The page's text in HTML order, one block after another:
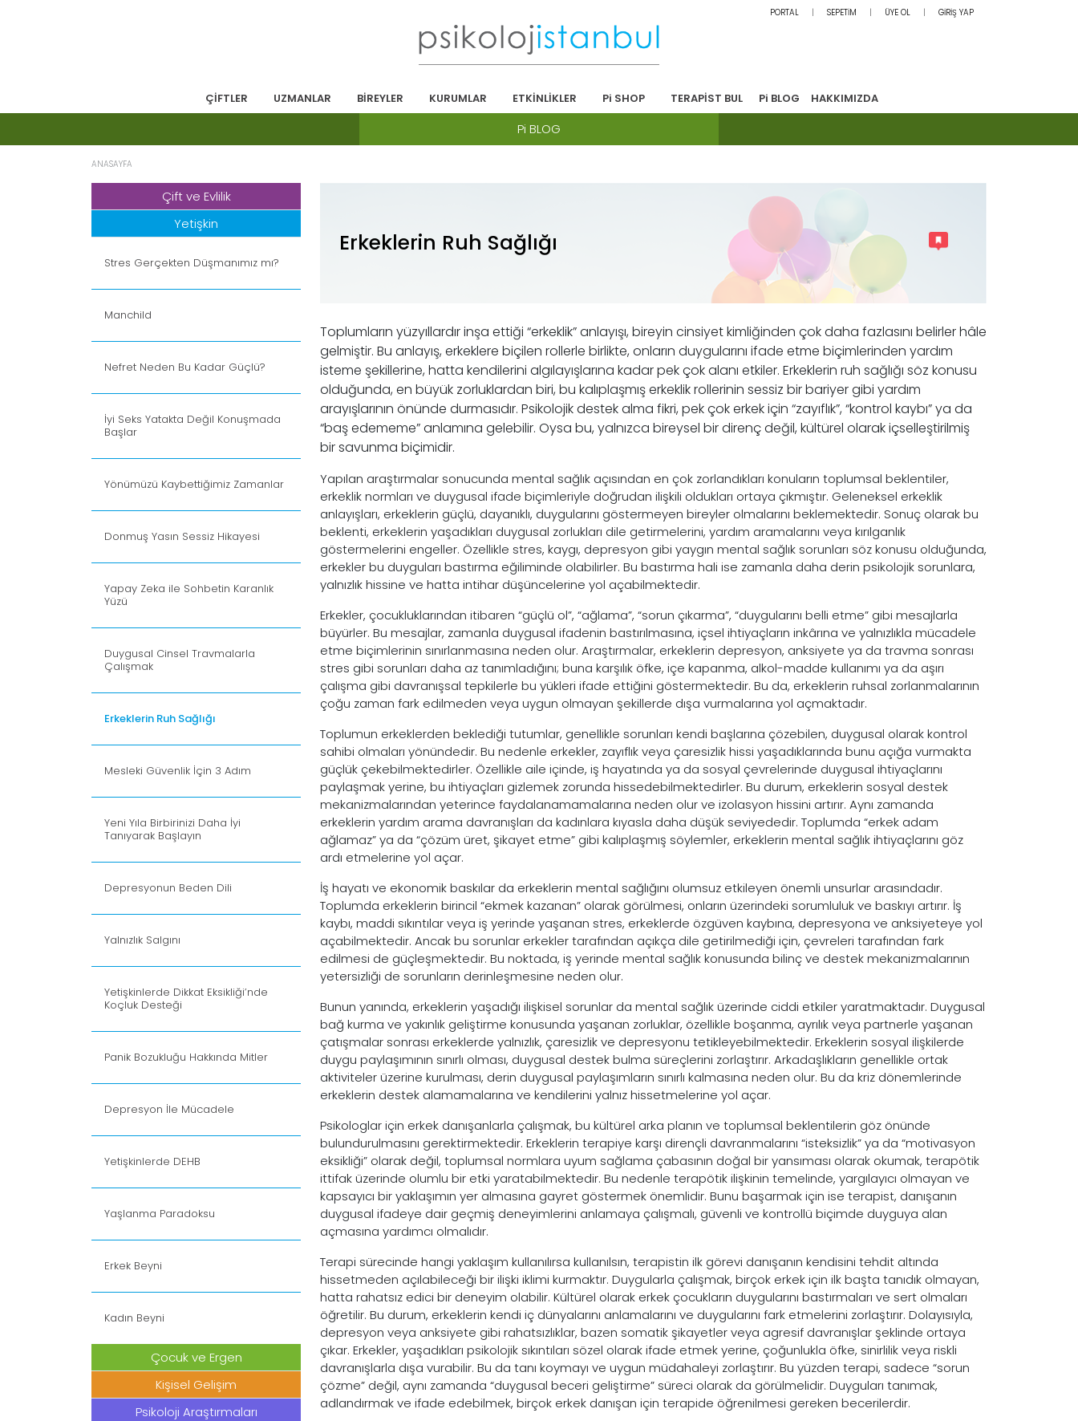
PORTAL SEPETİM ÜYE OL GİRİŞ YAP
ÇİFTLER UZMANLAR BİREYLER KURUMLAR ETKİNLİKLER Pi SHOP TERAPİST BUL Pi BLOG HAKKIMIZDA
Pi BLOG
ANASAYFA
Çift ve Evlilik
Yetişkin
Stres Gerçekten Düşmanımız mı?
Manchild
Nefret Neden Bu Kadar Güçlü?
İyi Seks Yatakta Değil Konuşmada
Başlar
Yönümüzü Kaybettiğimiz Zamanlar
Donmuş Yasın Sessiz Hikayesi
Yapay Zeka ile Sohbetin Karanlık
Yüzü
Duygusal Cinsel Travmalarla
Çalışmak
Erkeklerin Ruh Sağlığı
Mesleki Güvenlik İçin 3 Adım
Yeni Yıla Birbirinizi Daha İyi
Tanıyarak Başlayın
Depresyonun Beden Dili
Yalnızlık Salgını
Yetişkinlerde Dikkat Eksikliği’nde
Koçluk Desteği
Panik Bozukluğu Hakkında Mitler
Depresyon İle Mücadele
Yetişkinlerde DEHB
Yaşlanma Paradoksu
Erkek Beyni
Kadın Beyni
Çocuk ve Ergen
Kişisel Gelişim
Psikoloji Araştırmaları
Erkeklerin Ruh Sağlığı
Toplumların yüzyıllardır inşa ettiği “erkeklik” anlayışı, bireyin cinsiyet kimliğinden çok daha fazlasını belirler hâle
gelmiştir. Bu anlayış, erkeklere biçilen rollerle birlikte, onların duygularını ifade etme biçimlerinden yardım
isteme şekillerine, hatta kendilerini algılayışlarına kadar pek çok alanı etkiler. Erkeklerin ruh sağlığı söz konusu
olduğunda, en büyük zorluklardan biri, bu kalıplaşmış erkeklik rollerinin sessiz bir bariyer gibi yardım
arayışlarının önünde durmasıdır. Psikolojik destek alma fikri, pek çok erkek için “zayıflık”, “kontrol kaybı” ya da
“baş edememe” anlamına gelebilir. Oysa bu, yalnızca bireysel bir direnç değil, kültürel olarak içselleştirilmiş
bir savunma biçimidir.
Yapılan araştırmalar sonucunda mental sağlık açısından en çok zorlandıkları konuların toplumsal beklentiler,
erkeklik normları ve duygusal ifade biçimleriyle doğrudan ilişkili oldukları ortaya çıkmıştır. Geleneksel erkeklik
anlayışları, erkeklerin güçlü, dayanıklı, duygularını göstermeyen bireyler olmalarını beklemektedir. Sonuç olarak bu
beklenti, erkeklerin yaşadıkları duygusal zorlukları dile getirmelerini, yardım aramalarını veya kırılganlık
göstermelerini engeller. Özellikle stres, kaygı, depresyon gibi yaygın mental sağlık sorunları söz konusu olduğunda,
erkekler bu duyguları bastırma eğiliminde olabilirler. Bu bastırma hali ise zamanla daha derin psikolojik sorunlara,
yalnızlık hissine ve hatta intihar düşüncelerine yol açabilmektedir.
Erkekler, çocukluklarından itibaren “güçlü ol”, “ağlama”, “sorun çıkarma”, “duygularını belli etme” gibi mesajlarla
büyürler. Bu mesajlar, zamanla duygusal ifadenin bastırılmasına, içsel ihtiyaçların inkârına ve yalnızlıkla mücadele
etme biçimlerinin sınırlanmasına neden olur. Araştırmalar, erkeklerin depresyon, anksiyete ya da travma sonrası
stres gibi sorunları daha az tanımladığını; buna karşılık öfke, içe kapanma, alkol-madde kullanımı ya da aşırı
çalışma gibi davranışsal tepkilerle bu yükleri ifade ettiğini göstermektedir. Bu da, erkeklerin ruhsal zorlanmalarının
çoğu zaman fark edilmeden veya uygun olmayan şekillerde dışa vurmalarına yol açmaktadır.
Toplumun erkeklerden beklediği tutumlar, genellikle sorunları kendi başlarına çözebilen, duygusal olarak kontrol
sahibi olmaları yönündedir. Bu nedenle erkekler, zayıflık veya çaresizlik hissi yaşadıklarında bunu açığa vurmakta
güçlük çekebilmektedirler. Özellikle aile içinde, iş hayatında ya da sosyal çevrelerinde duygusal ihtiyaçlarını
paylaşmak yerine, bu ihtiyaçları gizlemek zorunda hissedebilmektedirler. Bu durum, erkeklerin sosyal destek
mekanizmalarından yeterince faydalanamamalarına neden olur ve izolasyon hissini artırır. Aynı zamanda
erkeklerin yardım arama davranışları da kadınlara kıyasla daha düşük seviyededir. Toplumda “erkek adam
ağlamaz” ya da “çözüm üret, şikayet etme” gibi kalıplaşmış söylemler, erkeklerin mental sağlık ihtiyaçlarını göz
ardı etmelerine yol açar.
İş hayatı ve ekonomik baskılar da erkeklerin mental sağlığını olumsuz etkileyen önemli unsurlar arasındadır.
Toplumda erkeklerin birincil “ekmek kazanan” olarak görülmesi, onların üzerindeki sorumluluk ve baskıyı artırır. İş
kaybı, maddi sıkıntılar veya iş yerinde yaşanan stres, erkeklerde özgüven kaybına, depresyona ve anksiyeteye yol
açabilmektedir. Ancak bu sorunlar erkekler tarafından açıkça dile getirilmediği için, çevreleri tarafından fark
edilmesi de güçleşmektedir. Bu noktada, iş yerinde mental sağlık konusunda bilinç ve destek mekanizmalarının
yetersizliği de sorunların derinleşmesine neden olur.
Bunun yanında, erkeklerin yaşadığı ilişkisel sorunlar da mental sağlık üzerinde ciddi etkiler yaratmaktadır. Duygusal
bağ kurma ve yakınlık geliştirme konusunda yaşanan zorluklar, özellikle boşanma, ayrılık veya partnerle yaşanan
çatışmalar sonrası erkeklerde yalnızlık, çaresizlik ve depresyonu tetikleyebilmektedir. Erkeklerin sosyal ilişkilerde
duygu paylaşımının sınırlı olması, duygusal destek bulma süreçlerini zorlaştırır. Arkadaşlıkların genellikle ortak
aktiviteler üzerine kurulması, derin duygusal paylaşımların sınırlı kalmasına neden olur. Bu da kriz dönemlerinde
erkeklerin destek alamamalarına ve kendilerini yalnız hissetmelerine yol açar.
Psikologlar için erkek danışanlarla çalışmak, bu kültürel arka planın ve toplumsal beklentilerin göz önünde
bulundurulmasını gerektirmektedir. Erkeklerin terapiye karşı dirençli davranmalarını “isteksizlik” ya da “motivasyon
eksikliği” olarak değil, toplumsal normlara uyum sağlama çabasının doğal bir yansıması olarak okumak, terapötik
ittifak üzerinde olumlu bir etki yaratabilmektedir. Bu nedenle terapötik ilişkinin temelinde, yargılayıcı olmayan ve
kapsayıcı bir yaklaşımın yer almasına gayret göstermek önemlidir. Bunu başarmak için ise terapist, danışanın
duygusal ifadeye dair geçmiş deneyimlerini anlamaya çalışmalı, güvenli ve kontrollü biçimde duyguya alan
açmasına yardımcı olmalıdır.
Terapi sürecinde hangi yaklaşım kullanılırsa kullanılsın, terapistin ilk görevi danışanın kendisini tehdit altında
hissetmeden açılabileceği bir ilişki iklimi kurmaktır. Duygularla çalışmak, birçok erkek için ilk başta tanıdık olmayan,
hatta rahatsız edici bir deneyim olabilir. Kültürel olarak erkek çocukların duygularını bastırmaları ve sert olmaları
öğretilir. Bu durum, erkeklerin kendi iç dünyalarını anlamalarını ve duygularını fark etmelerini zorlaştırır. Dolayısıyla,
depresyon veya anksiyete gibi rahatsızlıklar, bazen somatik şikayetler veya agresif davranışlar şeklinde ortaya
çıkar. Erkekler, yaşadıkları psikolojik sıkıntıları sözel olarak ifade etmek yerine, çoğunlukla öfke, sinirlilik veya riskli
davranışlarla dışa vurabilir. Bu da tanı koymayı ve uygun müdahaleyi zorlaştırır. Bu yüzden terapi, sadece “sorun
çözme” değil, aynı zamanda “duygusal beceri geliştirme” süreci olarak da görülmelidir. Duyguları tanımak,
adlandırmak ve ifade edebilmek, birçok erkek danışan için terapide öğrenilmesi gereken becerilerdir.